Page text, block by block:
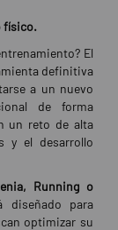
físico.
El
definitiva
a un nuevo
de forma
un reto de alta
y el desarrollo
Running o
diseñado para
optimizar su